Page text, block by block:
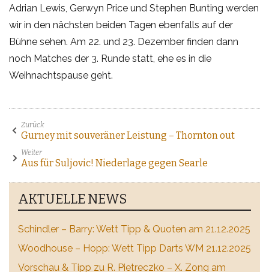
Adrian Lewis, Gerwyn Price und Stephen Bunting werden
wir in den nächsten beiden Tagen ebenfalls auf der
Bühne sehen. Am 22. und 23. Dezember finden dann
noch Matches der 3. Runde statt, ehe es in die
Weihnachtspause geht.
Zurück
Gurney mit souveräner Leistung – Thornton out
Weiter
Aus für Suljovic! Niederlage gegen Searle
AKTUELLE NEWS
Schindler – Barry: Wett Tipp & Quoten am 21.12.2025
Woodhouse – Hopp: Wett Tipp Darts WM 21.12.2025
Vorschau & Tipp zu R. Pietreczko – X. Zong am